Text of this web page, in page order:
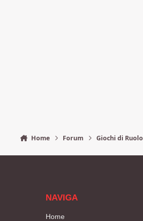
Home Forum Giochi di Ruolo
NAVIGA
Home